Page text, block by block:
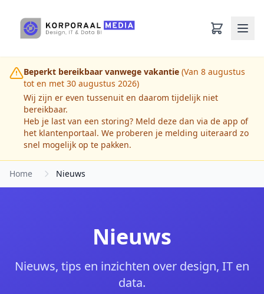
Beperkt bereikbaar vanwege vakantie (Van 8 augustus
tot en met 30 augustus 2026)
Wij zijn er even tussenuit en daarom tijdelijk niet
bereikbaar.
Heb je last van een storing? Meld deze dan via de app of
het klantenportaal. We proberen je melding uiteraard zo
snel mogelijk op te pakken.
Home Nieuws
Nieuws
Nieuws, tips en inzichten over design, IT en
data.